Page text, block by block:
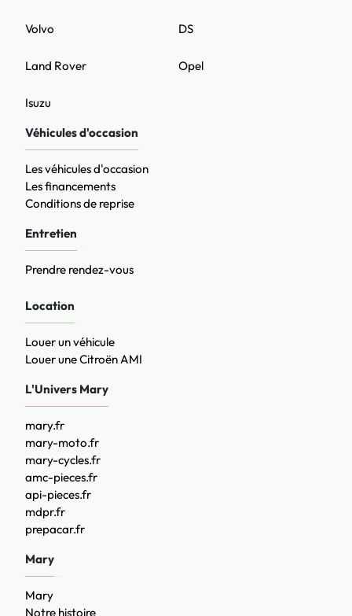
DS
Opel
Volvo
Land Rover
Isuzu
Véhicules d'occasion
Les véhicules d'occasion
Les financements
Conditions de reprise
Entretien
Prendre rendez-vous
Location
Louer un véhicule
Louer une Citroën AMI
L'Univers Mary
mary.fr
mary-moto.fr
mary-cycles.fr
amc-pieces.fr
api-pieces.fr
mdpr.fr
prepacar.fr
Mary
Mary
Notre histoire